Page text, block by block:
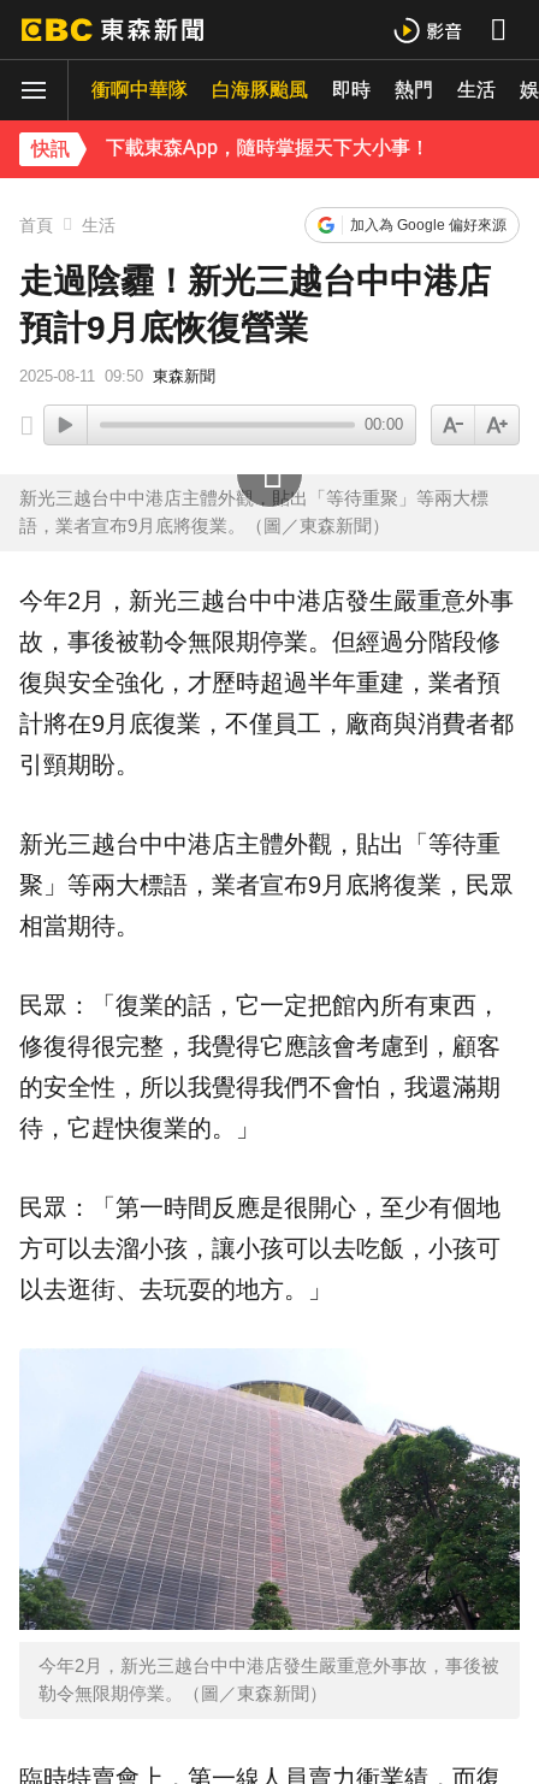
衝啊中華隊 白海豚颱風 即時 熱門 生活
快訊
下載東森App，隨時掌握天下大小事！
《理財達人秀》X 安聯投信免費講座報名中！搶先卡位 2027
下載東森App，隨時掌握天下大小事！
《理財達人秀》X 安聯投信免費講座報名中！搶先卡位 2027
首頁 生活 加入為 Google 偏好來源
走過陰霾！新光三越台中中港店
預計9月底恢復營業
2025-08-11 09:50 東森新聞
00:00
新光三越台中中港店主體外觀，貼出「等待重聚」等兩大標
語，業者宣布9月底將復業。（圖／東森新聞）
今年2月， 新光三越台中中港店發生嚴重意外事
故，事後被勒令無限期停業。但經過分階段修
復與安全強化，才歷時超過半年重建，業者預
計將在9月底復業，不僅員工，廠商與消費者都
引頸期盼。
新光三越台中中港店主體外觀，貼出「等待重
聚」等兩大標語，業者宣布9月底將復業，民眾
相當期待。
民眾：「復業的話，它一定把館內所有東西，
修復得很完整，我覺得它應該會考慮到，顧客
的安全性，所以我覺得我們不會怕，我還滿期
待，它趕快復業的。」
民眾：「第一時間反應是很開心，至少有個地
方可以去溜小孩，讓小孩可以去吃飯，小孩可
以去逛街、去玩耍的地方。」
今年2月，新光三越台中中港店發生嚴重意外事故，事後被
勒令無限期停業。（圖／東森新聞）
臨時特賣會上，第一線人員賣力衝業績，而復